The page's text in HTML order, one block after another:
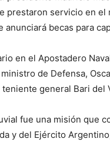
prestaron servicio en el
becas para
en el Apostadero
de Defensa,
teniente general Bari del
fue una misión que
y del Ejército